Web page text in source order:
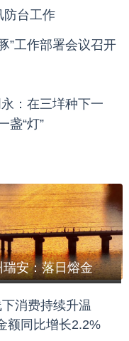
防台工作
”工作部署会议召开
：在三垟种下一
盏“灯”
瑞安：落日熔金
消费持续升温
额同比增长2.2%